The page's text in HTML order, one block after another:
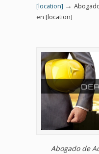
[location] →
en [location]
Abogado de